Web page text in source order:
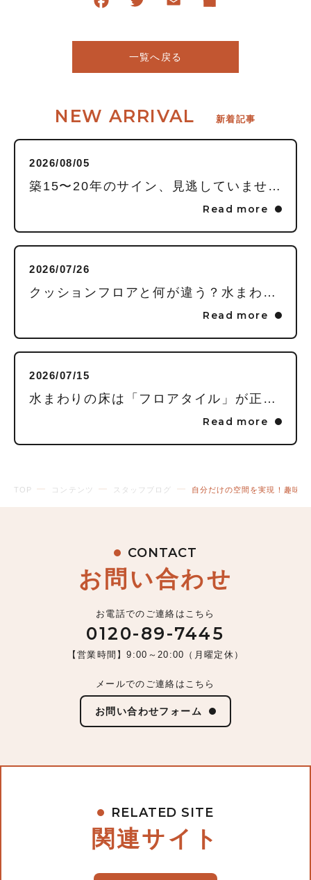
一覧へ戻る
NEW ARRIVAL 新着記事
2026/08/05
築15〜20年のサイン、見逃していませんか？毎日頑張る私に贈る「水回りまるごとリフレッシュ」という選択
Read more
2026/07/26
クッションフロアと何が違う？水まわりの床に「フロアタイル」を推す理由
Read more
2026/07/15
水まわりの床は「フロアタイル」が正解！家事が劇的にラクになる3つの理由
Read more
TOP コンテンツ スタッフブログ 自分だけの空間を実現！趣味
CONTACT
お問い合わせ
お電話でのご連絡はこちら
0120-89-7445
【営業時間】9:00～20:00（月曜定休）
メールでのご連絡はこちら
お問い合わせフォーム
RELATED SITE
関連サイト